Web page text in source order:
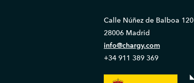
Calle Núñez de Balboa 120
28006 Madrid
info@chargy.com
+34 911 389 369